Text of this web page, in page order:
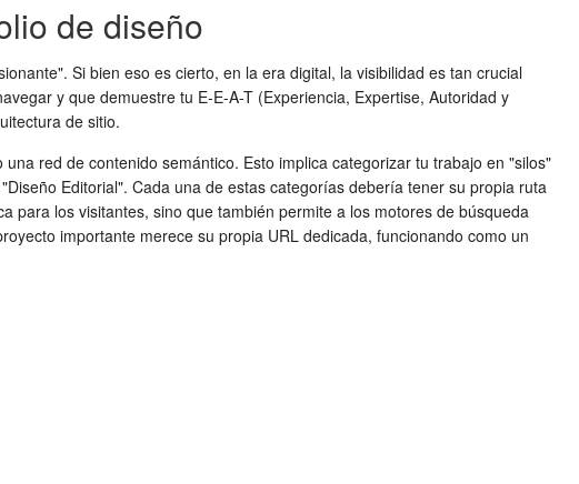
de diseño
Si bien eso es cierto, en la era digital, la visibilidad es tan crucial
y que demuestre tu E-E-A-T (Experiencia, Expertise, Autoridad y
de sitio.
red de contenido semántico. Esto implica categorizar tu trabajo en "silos"
Editorial". Cada una de estas categorías debería tener su propia ruta
para los visitantes, sino que también permite a los motores de búsqueda
importante merece su propia URL dedicada, funcionando como un